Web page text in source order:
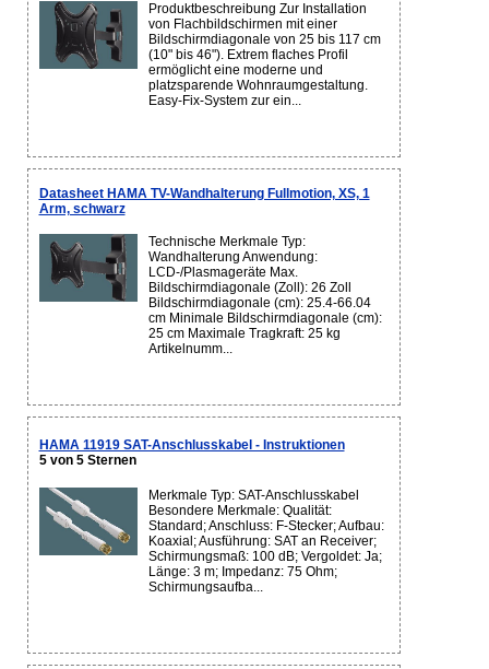
Produktbeschreibung Zur Installation
von Flachbildschirmen mit einer
Bildschirmdiagonale von 25 bis 117 cm
(10" bis 46"). Extrem flaches Profil
ermöglicht eine moderne und
platzsparende Wohnraumgestaltung.
Easy-Fix-System zur ein...
Datasheet HAMA TV-Wandhalterung Fullmotion, XS, 1
Arm, schwarz
Technische Merkmale Typ:
Wandhalterung Anwendung:
LCD-/Plasmageräte Max.
Bildschirmdiagonale (Zoll): 26 Zoll
Bildschirmdiagonale (cm): 25.4-66.04
cm Minimale Bildschirmdiagonale (cm):
25 cm Maximale Tragkraft: 25 kg
Artikelnumm...
HAMA 11919 SAT-Anschlusskabel - Instruktionen
5 von 5 Sternen
Merkmale Typ: SAT-Anschlusskabel
Besondere Merkmale: Qualität:
Standard; Anschluss: F-Stecker; Aufbau:
Koaxial; Ausführung: SAT an Receiver;
Schirmungsmaß: 100 dB; Vergoldet: Ja;
Länge: 3 m; Impedanz: 75 Ohm;
Schirmungsaufba...